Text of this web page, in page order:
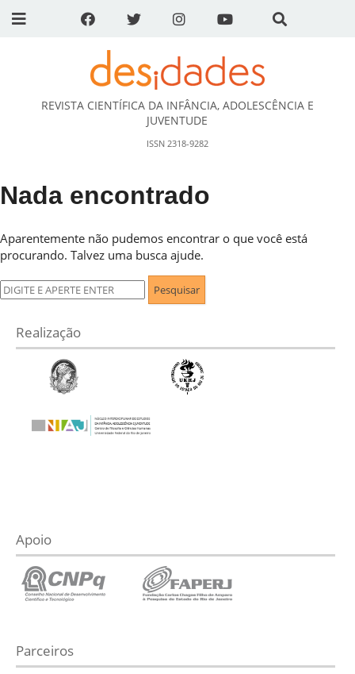
DESidades
REVISTA CIENTÍFICA DA INFÂNCIA, ADOLESCÊNCIA E
JUVENTUDE
ISSN 2318-9282
Nada encontrado
Aparentemente não pudemos encontrar o que você está
procurando. Talvez uma busca ajude.
Pesquisar
por:
Realização
Apoio
Parceiros